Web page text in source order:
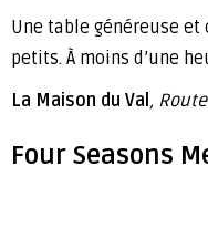
Une table généreuse
petits. À moins d’une
La Maison du Val,
Four Seasons